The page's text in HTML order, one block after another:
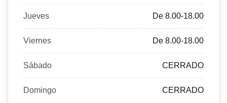
Jueves De 8.00-18.00
Viernes De 8.00-18.00
Sábado CERRADO
Domingo CERRADO